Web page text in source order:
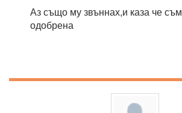
Аз също му звъннах,и каза че съм
одобрена